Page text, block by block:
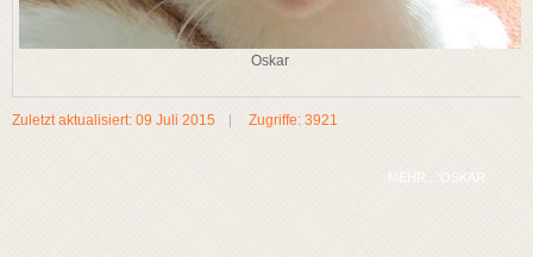
Oskar
Zuletzt aktualisiert: 09 Juli 2015 Zugriffe: 3921
MEHR...:OSKAR